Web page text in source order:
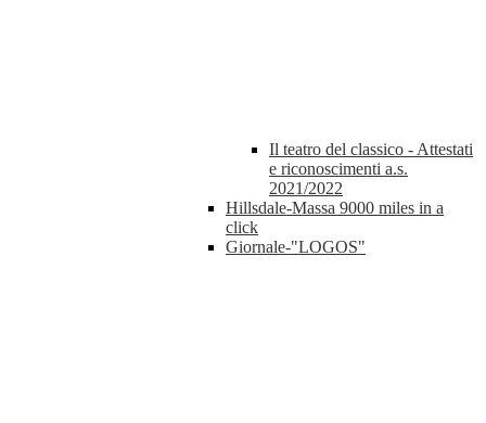
Il teatro del classico - Attestati
e riconoscimenti a.s.
2021/2022
Hillsdale-Massa 9000 miles in a
click
Giornale-"LOGOS"